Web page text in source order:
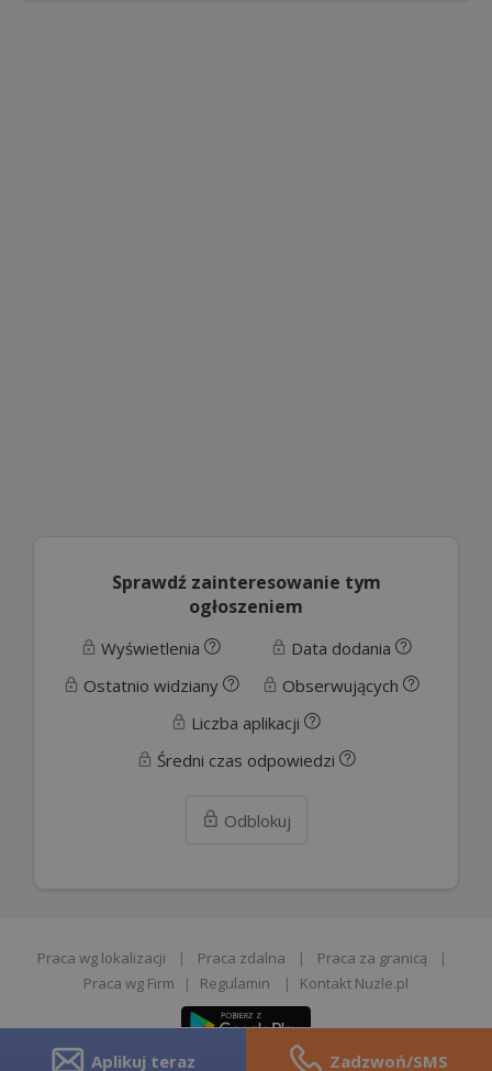
Aplikuj teraz Zadzwoń/SMS
Sprawdź zainteresowanie tym
ogłoszeniem
Wyświetlenia
Data dodania
Ostatnio widziany
Obserwujących
Liczba aplikacji
Średni czas odpowiedzi
Odblokuj
Praca wg lokalizacji | Praca zdalna | Praca za granicą
|
Praca wg Firm
| Regulamin | Kontakt Nuzle.pl